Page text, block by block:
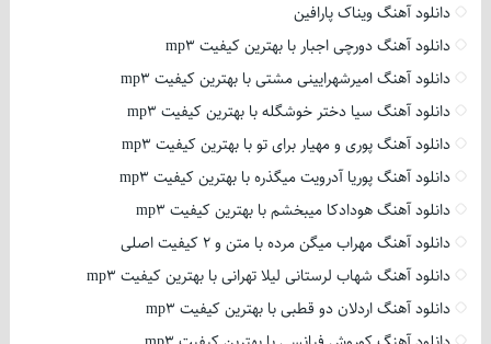
دانلود آهنگ ویناک پارافین
دانلود آهنگ دورچی اجبار با بهترین کیفیت mp3
دانلود آهنگ امیرشهرایینی مشتی با بهترین کیفیت mp3
دانلود آهنگ سیا دختر خوشگله با بهترین کیفیت mp3
دانلود آهنگ پوری و مهیار برای تو با بهترین کیفیت mp3
دانلود آهنگ پوریا آدرویت میگذره با بهترین کیفیت mp3
دانلود آهنگ هودادکا میبخشم با بهترین کیفیت mp3
دانلود آهنگ مهراب میگن مرده با متن و 2 کیفیت اصلی
دانلود آهنگ شهاب لرستانی لیلا تهرانی با بهترین کیفیت mp3
دانلود آهنگ اردلان دو قطبی با بهترین کیفیت mp3